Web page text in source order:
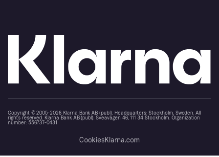
Copyright © 2005-2026 Klarna Bank AB (publ). Headquarters: Stockholm, Sweden. All
rights reserved. Klarna Bank AB (publ). Sveavägen 46, 111 34 Stockholm. Organization
number: 556737-0431
CookiesKlarna.com